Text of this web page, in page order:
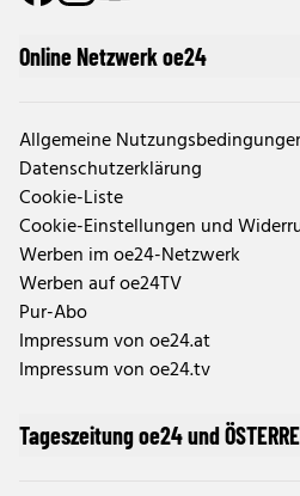
Online Netzwerk oe24
Allgemeine
Datenschutzerklärung
Cookie-Liste
Cookie-Einstellungen und
Werben im oe24-Netzwerk
Werben auf oe24TV
Pur-Abo
Impressum von oe24.at
Impressum von oe24.tv
Tageszeitung oe24 und